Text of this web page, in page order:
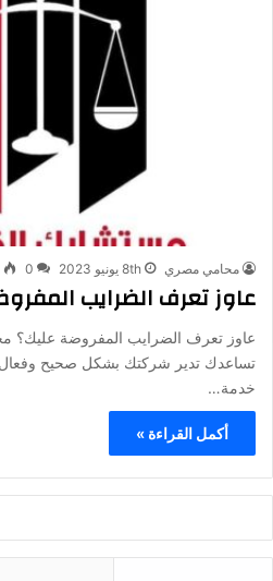
محامي مصري 8th يونيو 2023 0
عاوز تعرف الضرايب
عاوز تعرف الضرايب المفروضة عليك؟
تساعدك تدير شركتك بشكل صحيح
خدمة…
أكمل القراءة »